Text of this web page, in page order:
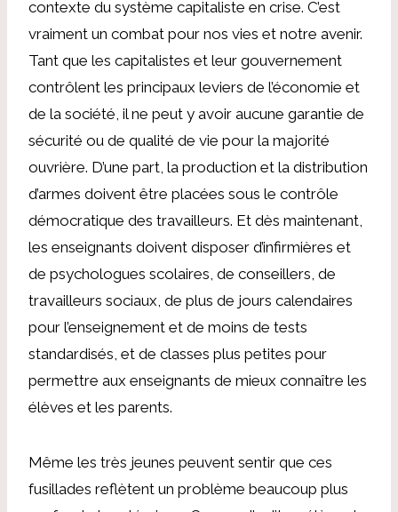
contexte du système capitaliste en crise. C’est
vraiment un combat pour nos vies et notre avenir.
Tant que les capitalistes et leur gouvernement
contrôlent les principaux leviers de l’économie et
de la société, il ne peut y avoir aucune garantie de
sécurité ou de qualité de vie pour la majorité
ouvrière. D’une part, la production et la distribution
d’armes doivent être placées sous le contrôle
démocratique des travailleurs. Et dès maintenant,
les enseignants doivent disposer d’infirmières et
de psychologues scolaires, de conseillers, de
travailleurs sociaux, de plus de jours calendaires
pour l’enseignement et de moins de tests
standardisés, et de classes plus petites pour
permettre aux enseignants de mieux connaître les
élèves et les parents.
Même les très jeunes peuvent sentir que ces
fusillades reflètent un problème beaucoup plus